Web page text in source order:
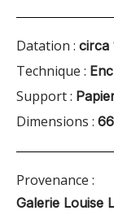
Datation : circa
Technique :
Support :
Dimensions :
Provenance :
Galerie Louise